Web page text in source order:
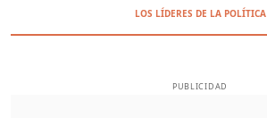
LOS LÍDERES DE LA POLÍTICA
PUBLICIDAD